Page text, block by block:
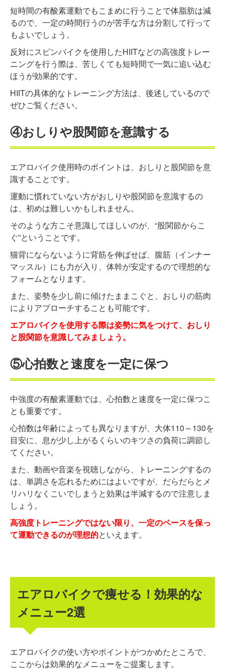
短時間の有酸素運動でもこまめに行うことで体脂肪は減
るので、一定の時間行うのが苦手な方は分割して行って
もよいでしょう。
反対にスピンバイクを使用したHIITなどの高強度トレー
ニングを行う際は、苦しくても短時間で一気に追い込む
ほうが効果的です。
HIITの具体的なトレーニング方法は、後述しているので
ぜひご覧ください。
④おしりや股関節を意識する
エアロバイク使用時のポイントは、おしりと股関節を意
識することです。
運動に慣れていない方がおしりや股関節を意識するの
は、初めは難しいかもしれません。
そのような方こそ意識してほしいのが、“股関節からこ
ぐ”ということです。
猫背にならないように背筋を伸ばせば、腹筋（インナー
マッスル）にも力が入り、体幹が安定するので理想的な
フォームとなります。
また、姿勢を少し前に傾けたままこぐと、おしりの筋肉
によりアプローチすることも可能です。
エアロバイクを使用する際は姿勢に気をつけて、おしり
と股関節を意識してみましょう。
⑤心拍数と速度を一定に保つ
中強度の有酸素運動では、心拍数と速度を一定に保つこ
とも重要です。
心拍数は年齢によっても異なりますが、大体110～130を
目安に、息が少し上がるくらいのキツさの負荷に調節し
てください。
また、動画や音楽を視聴しながら、トレーニングするの
は、単調さを忘れるためにはよいですが、だらだらとメ
リハリなくこいでしまうと効果は半減するので注意しま
しょう。
高強度トレーニングではない限り、一定のペースを保っ
て運動できるのが理想的といえます。
エアロバイクで痩せる！効果的な
メニュー2選
エアロバイクの使い方やポイントがつかめたところで、
ここからは効果的なメニューをご提案します。